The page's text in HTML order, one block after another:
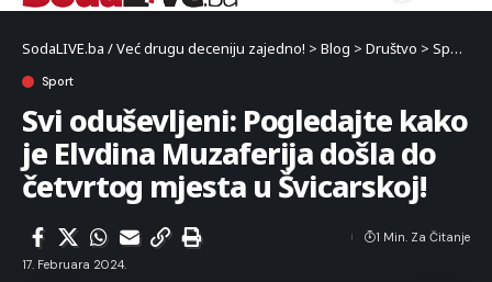
SodaLIVE.ba / Već drugu deceniju zajedno! > Blog > Društvo > Sport
Sport
Svi oduševljeni: Pogledajte kako
je Elvdina Muzaferija došla do
četvrtog mjesta u Švicarskoj!
17. Februara 2024.
1 Min. Za Čitanje